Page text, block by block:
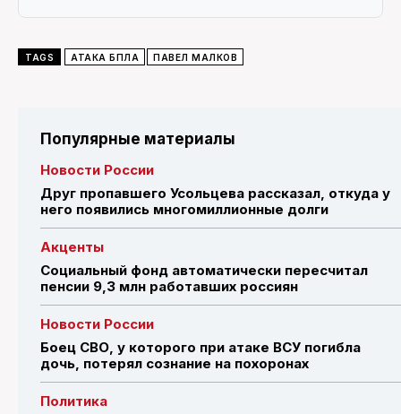
TAGS АТАКА БПЛА ПАВЕЛ МАЛКОВ
Популярные материалы
Новости России
Друг пропавшего Усольцева рассказал, откуда у
него появились многомиллионные долги
Акценты
Социальный фонд автоматически пересчитал
пенсии 9,3 млн работавших россиян
Новости России
Боец СВО, у которого при атаке ВСУ погибла
дочь, потерял сознание на похоронах
Политика